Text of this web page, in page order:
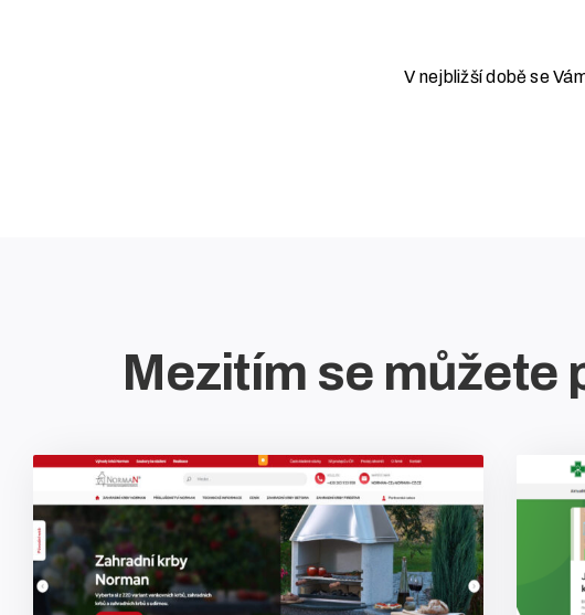
V nejbližší době se
Mezitím se můžete